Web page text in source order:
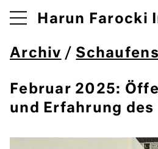
Harun Farocki
Archiv /
Februar 2025:
und Erfahrung des